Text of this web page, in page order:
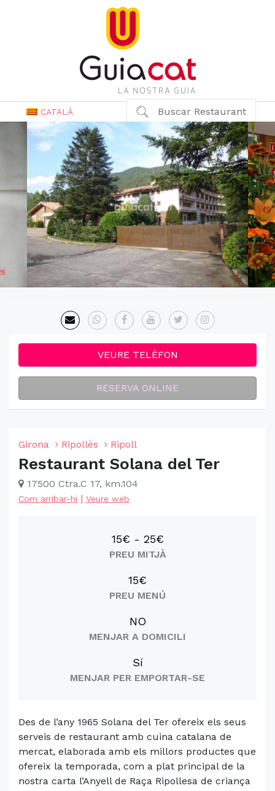
CATALÀ Buscar Restaurant
VEURE TELÈFON
RESERVA ONLINE
Girona Ripollès Ripoll
Restaurant Solana del Ter
17500 Ctra.C 17, km.104
Com arribar-hi | Veure web
15€ - 25€
PREU MITJÀ
15€
PREU MENÚ
NO
MENJAR A DOMICILI
Sí
MENJAR PER EMPORTAR-SE
Des de l’any 1965 Solana del Ter ofereix els seus
serveis de restaurant amb cuina catalana de
mercat, elaborada amb els millors productes que
ofereix la temporada, com a plat principal de la
nostra carta l’Anyell de Raça Ripollesa de criança